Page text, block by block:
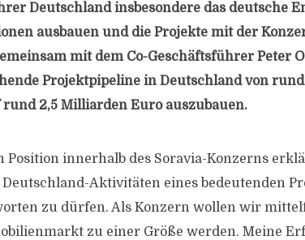
Deutschland insbesondere das deutsche
ausbauen und die Projekte mit der
mit dem Co-Geschäftsführer Peter
Projektpipeline in Deutschland von
2,5 Milliarden Euro auszubauen.
Position innerhalb des Soravia-Konzerns
Deutschland-Aktivitäten eines bedeutenden
zu dürfen. Als Konzern wollen wir
zu einer Größe werden. Meine